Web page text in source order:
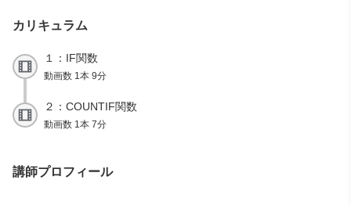
カリキュラム
１：IF関数
動画数 1本 9分
２：COUNTIF関数
動画数 1本 7分
講師プロフィール